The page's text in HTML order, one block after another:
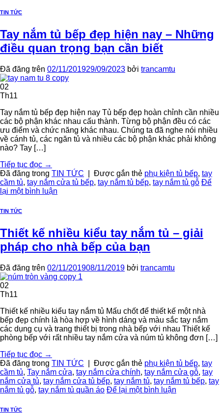
TIN TỨC
Tay nắm tủ bếp đẹp hiện nay – Những
điều quan trọng bạn cần biết
Đã đăng trên 02/11/201929/09/2023 bởi trancamtu
02
Th11
Tay nắm tủ bếp đẹp hiện nay Tủ bếp đẹp hoàn chỉnh cần nhiều
các bộ phận khác nhau cấu thành. Từng bộ phận đều có các
ưu điểm và chức năng khác nhau. Chúng ta đã nghe nói nhiều
về cánh tủ, các ngăn tủ và nhiều các bộ phận khác phải không
nào? Tay […]
Tiếp tục đọc →
Đã đăng trong TIN TỨC Được gắn thẻ phụ kiện tủ bếp, tay
cầm tủ, tay nắm cửa tủ bếp, tay nắm tủ bếp, tay nắm tủ gỗ Để
lại một bình luận
TIN TỨC
Thiết kế nhiều kiểu tay nắm tủ – giải
pháp cho nhà bếp của bạn
Đã đăng trên 02/11/201908/11/2019 bởi trancamtu
02
Th11
Thiết kế nhiều kiểu tay nắm tủ Mấu chốt để thiết kế một nhà
bếp đẹp chính là hòa hợp về hình dáng và màu sắc tay nắm
các dụng cụ và trang thiết bị trong nhà bếp với nhau Thiết kế
phòng bếp với rất nhiều tay nắm cửa và núm tủ không đơn […]
Tiếp tục đọc →
Đã đăng trong TIN TỨC Được gắn thẻ phụ kiện tủ bếp, tay
cầm tủ, Tay nắm cửa, tay nắm cửa chính, tay nắm cửa gỗ, tay
nắm cửa tủ, tay nắm cửa tủ bếp, tay nắm tủ, tay nắm tủ bếp, tay
nắm tủ gỗ, tay nắm tủ quần áo Để lại một bình luận
TIN TỨC